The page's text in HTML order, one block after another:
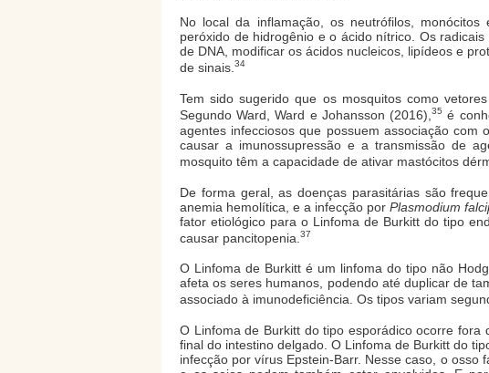
No local da inflamação, os neutrófilos,
peróxido de hidrogênio e o ácido nítrico. Os
de DNA, modificar os ácidos nucleicos, lipídeos e
de sinais. 34
Tem sido sugerido que os mosquitos como
Segundo Ward, Ward e Johansson (2016),35 é
agentes infecciosos que possuem associação
causar a imunossupressão e a transmissão de
mosquito têm a capacidade de ativar mastócitos
De forma geral, as doenças parasitárias são
anemia hemolítica, e a infecção porPlasmodium
fator etiológico para o Linfoma de Burkitt do tipo
causar pancitopenia. 37
O Linfoma de Burkitt é um linfoma do tipo não
afeta os seres humanos, podendo até duplicar de
associado à imunodeficiência. Os tipos variam
O Linfoma de Burkitt do tipo esporádico ocorre
final do intestino delgado. O Linfoma de Burkitt do
infecção por vírus Epstein-Barr. Nesse caso, o